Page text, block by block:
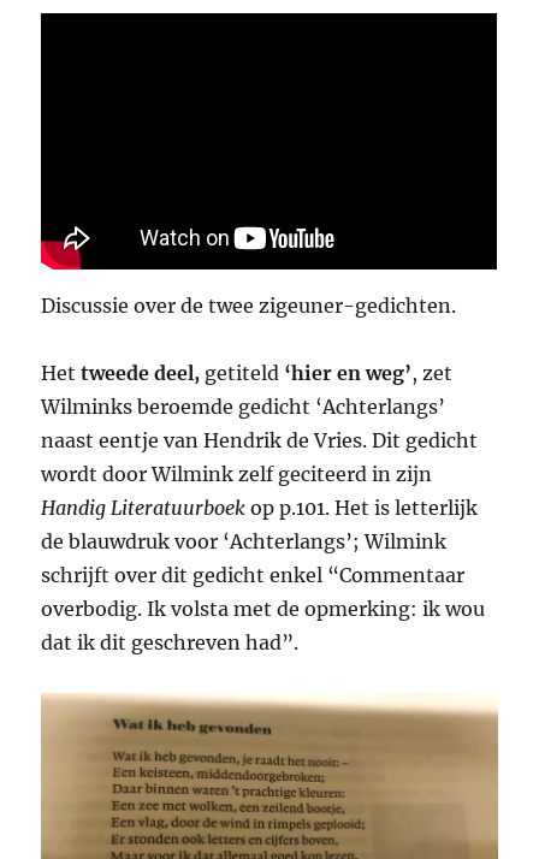
Discussie over de twee zigeuner-gedichten.
Hettweede deel, getiteld ‘hier en weg’, zet
Wilminks beroemde gedicht ‘Achterlangs’
naast eentje van Hendrik de Vries. Dit gedicht
wordt door Wilmink zelf geciteerd in zijn
Handig Literatuurboek op p.101. Het is letterlijk
de blauwdruk voor ‘Achterlangs’; Wilmink
schrijft over dit gedicht enkel “Commentaar
overbodig. Ik volsta met de opmerking: ik wou
dat ik dit geschreven had”.